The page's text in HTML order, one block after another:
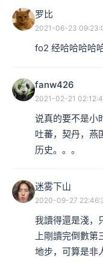
罗比
2021-06-23
fo2 经哈哈哈哈
fanw426
2021-02-21
说真的要不是小
吐蕃，契丹，燕
历史。。。
迷雾下山
2020-09-27
我讀得還是淺，
上剛讀完倒數
地步，可算是非